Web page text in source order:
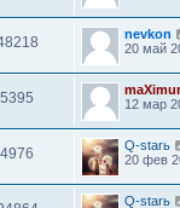
nevkon
20 май
5395
12 мар
4976
Q-starь
20 фев
Q-starь